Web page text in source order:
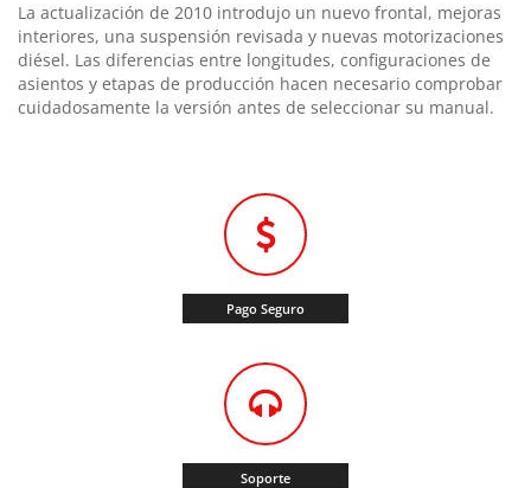
La actualización de 2010 introdujo un nuevo frontal, mejoras
interiores, una suspensión revisada y nuevas motorizaciones
diésel. Las diferencias entre longitudes, configuraciones de
asientos y etapas de producción hacen necesario comprobar
cuidadosamente la versión antes de seleccionar su manual.
Pago Seguro
Soporte